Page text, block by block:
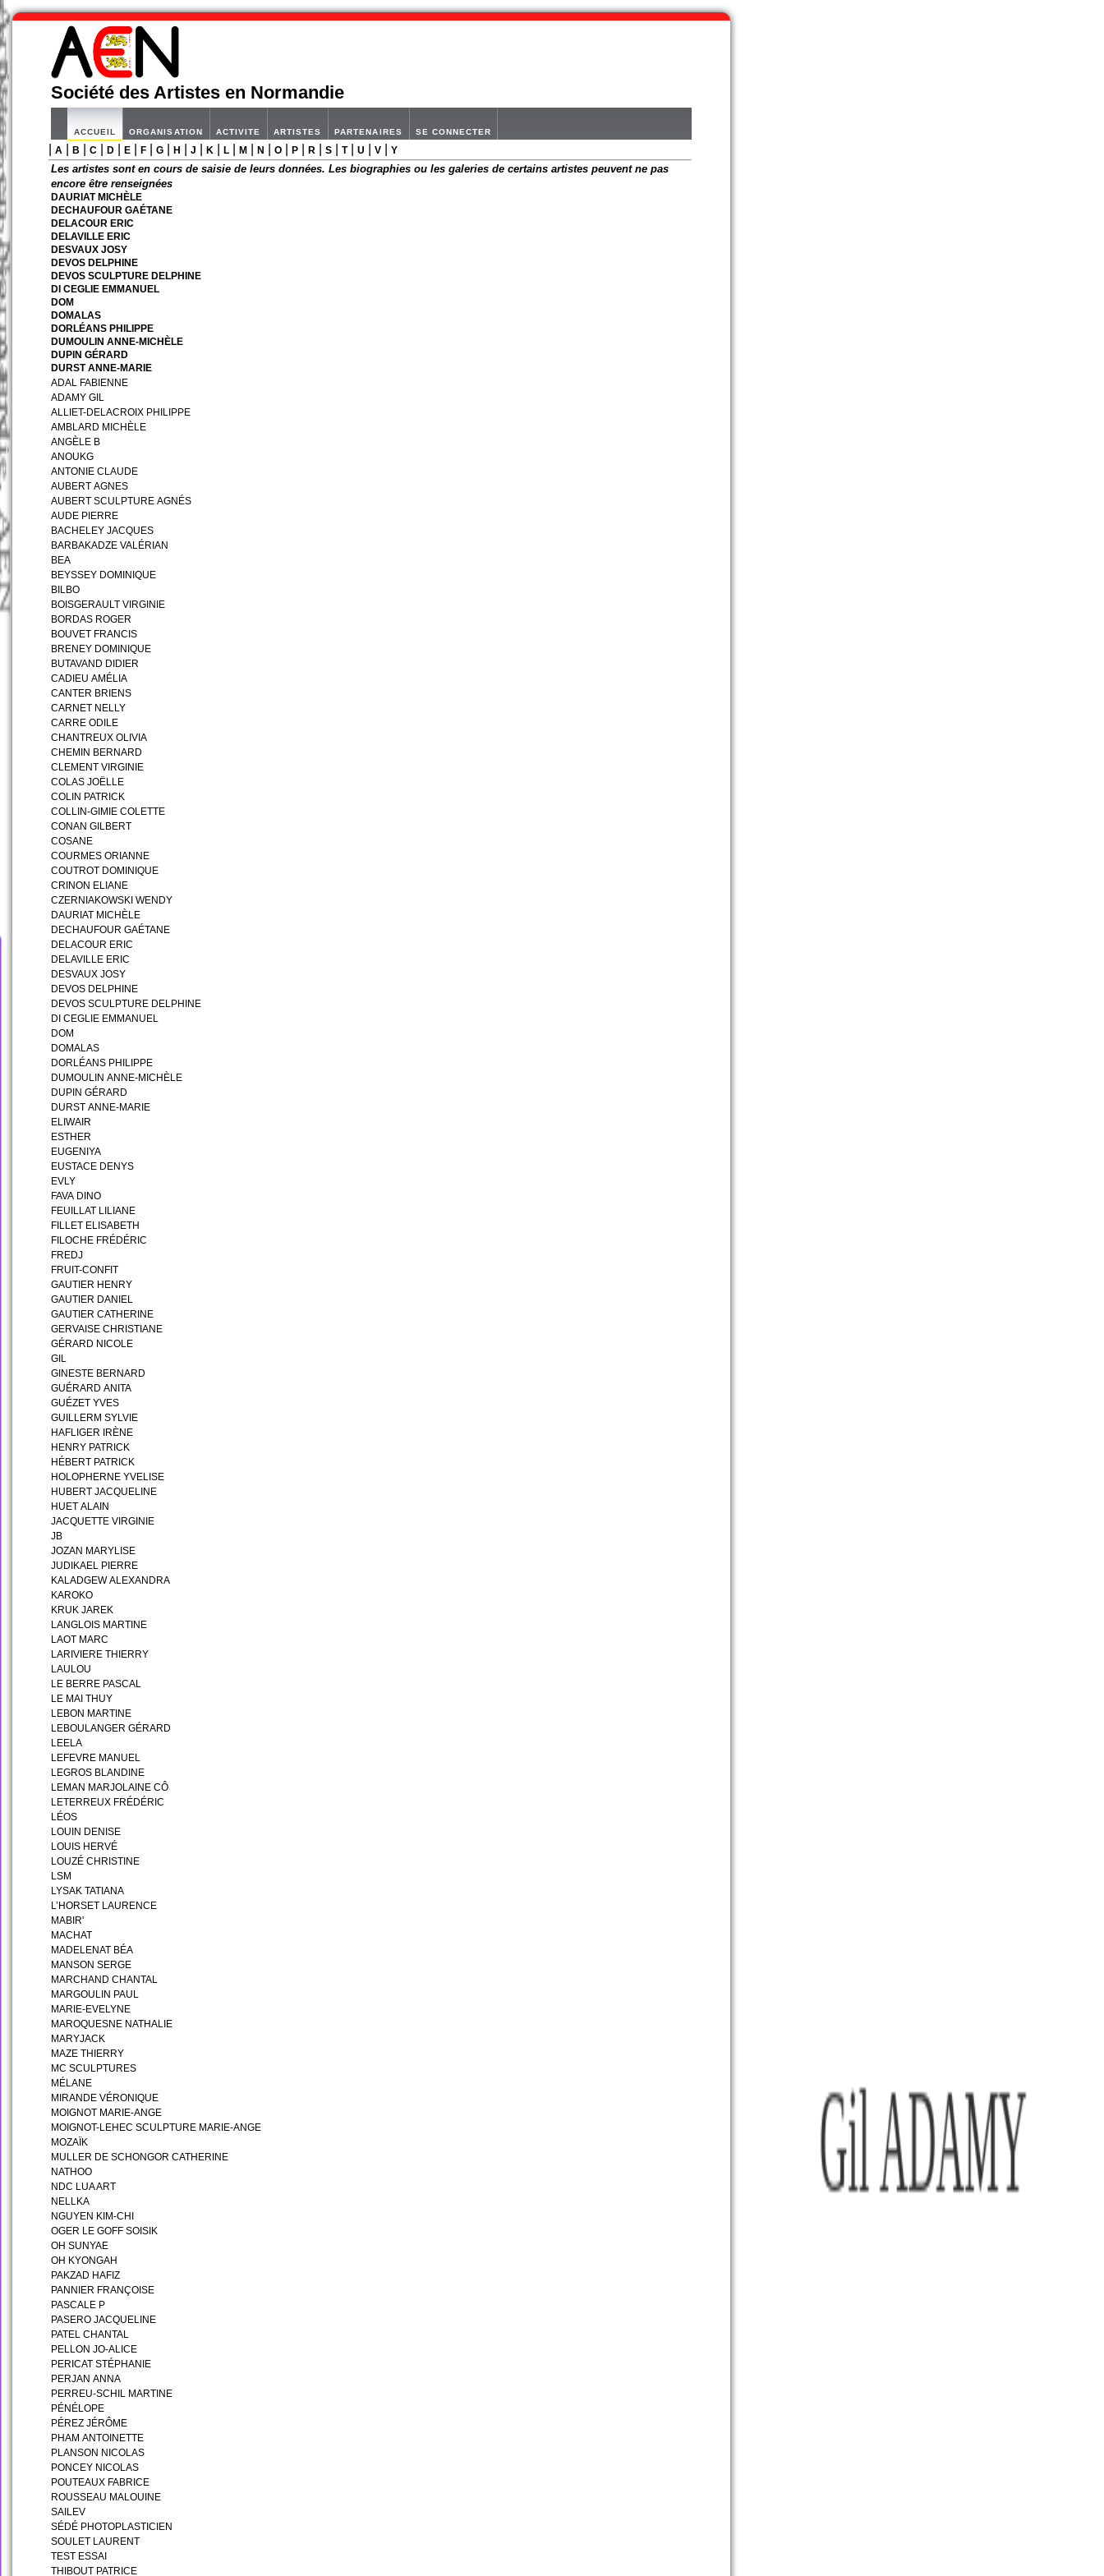
Société des Artistes en Normandie
ACCUEIL ORGANISATION ACTIVITE ARTISTES PARTENAIRES SE CONNECTER
A B C| D| E| F| G| H J K L| M| N O| P| R S| T| U V| Y
Les artistes sont en cours de saisie de leurs données. Les biographies ou les galeries de certains artistes peuvent ne pas
encore être renseignées
DAURIAT MICHÈLE
DECHAUFOUR GAÉTANE
DELACOUR ERIC
DELAVILLE ERIC
DESVAUX JOSY
DEVOS DELPHINE
DEVOS SCULPTURE DELPHINE
DI CEGLIE EMMANUEL
DOM
DOMALAS
DORLÉANS PHILIPPE
DUMOULIN ANNE-MICHÈLE
DUPIN GÉRARD
DURST ANNE-MARIE
ADAL FABIENNE
ADAMY GIL
ALLIET-DELACROIX PHILIPPE
AMBLARD MICHÈLE
ANGÈLE B
ANOUKG
ANTONIE CLAUDE
AUBERT AGNES
AUBERT SCULPTURE AGNÉS
AUDE PIERRE
BACHELEY JACQUES
BARBAKADZE VALÉRIAN
BEA
BEYSSEY DOMINIQUE
BILBO
BOISGERAULT VIRGINIE
BORDAS ROGER
BOUVET FRANCIS
BRENEY DOMINIQUE
BUTAVAND DIDIER
CADIEU AMÉLIA
CANTER BRIENS
CARNET NELLY
CARRE ODILE
CHANTREUX OLIVIA
CHEMIN BERNARD
CLEMENT VIRGINIE
COLAS JOËLLE
COLIN PATRICK
COLLIN-GIMIE COLETTE
CONAN GILBERT
COSANE
COURMES ORIANNE
COUTROT DOMINIQUE
CRINON ELIANE
CZERNIAKOWSKI WENDY
DAURIAT MICHÈLE
DECHAUFOUR GAÉTANE
DELACOUR ERIC
DELAVILLE ERIC
DESVAUX JOSY
DEVOS DELPHINE
DEVOS SCULPTURE DELPHINE
DI CEGLIE EMMANUEL
DOM
DOMALAS
DORLÉANS PHILIPPE
DUMOULIN ANNE-MICHÈLE
DUPIN GÉRARD
DURST ANNE-MARIE
ELIWAIR
ESTHER
EUGENIYA
EUSTACE DENYS
EVLY
FAVA DINO
FEUILLAT LILIANE
FILLET ELISABETH
FILOCHE FRÉDÉRIC
FREDJ
FRUIT-CONFIT
GAUTIER HENRY
GAUTIER DANIEL
GAUTIER CATHERINE
GERVAISE CHRISTIANE
GÉRARD NICOLE
GIL
GINESTE BERNARD
GUÉRARD ANITA
GUÉZET YVES
GUILLERM SYLVIE
HAFLIGER IRÈNE
HENRY PATRICK
HÉBERT PATRICK
HOLOPHERNE YVELISE
HUBERT JACQUELINE
HUET ALAIN
JACQUETTE VIRGINIE
JB
JOZAN MARYLISE
JUDIKAEL PIERRE
KALADGEW ALEXANDRA
KAROKO
KRUK JAREK
LANGLOIS MARTINE
LAOT MARC
LARIVIERE THIERRY
LAULOU
LE BERRE PASCAL
LE MAI THUY
LEBON MARTINE
LEBOULANGER GÉRARD
LEELA
LEFEVRE MANUEL
LEGROS BLANDINE
LEMAN MARJOLAINE CÔ
LETERREUX FRÉDÉRIC
LÉOS
LOUIN DENISE
LOUIS HERVÉ
LOUZÉ CHRISTINE
LSM
LYSAK TATIANA
L’HORSET LAURENCE
MABIR'
MACHAT
MADELENAT BÉA
MANSON SERGE
MARCHAND CHANTAL
MARGOULIN PAUL
MARIE-EVELYNE
MAROQUESNE NATHALIE
MARYJACK
MAZE THIERRY
MC SCULPTURES
MÉLANE
MIRANDE VÉRONIQUE
MOIGNOT MARIE-ANGE
MOIGNOT-LEHEC SCULPTURE MARIE-ANGE
MOZAÏK
MULLER DE SCHONGOR CATHERINE
NATHOO
NDC LUA ART
NELLKA
NGUYEN KIM-CHI
OGER LE GOFF SOISIK
OH SUNYAE
OH KYONGAH
PAKZAD HAFIZ
PANNIER FRANÇOISE
PASCALE P
PASERO JACQUELINE
PATEL CHANTAL
PELLON JO-ALICE
PERICAT STÉPHANIE
PERJAN ANNA
PERREU-SCHIL MARTINE
PÉNÉLOPE
PÉREZ JÉRÔME
PHAM ANTOINETTE
PLANSON NICOLAS
PONCEY NICOLAS
POUTEAUX FABRICE
ROUSSEAU MALOUINE
SAILEV
SÉDÉ PHOTOPLASTICIEN
SOULET LAURENT
TEST ESSAI
THIBOUT PATRICE